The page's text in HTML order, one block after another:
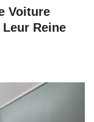
Voiture
Reine